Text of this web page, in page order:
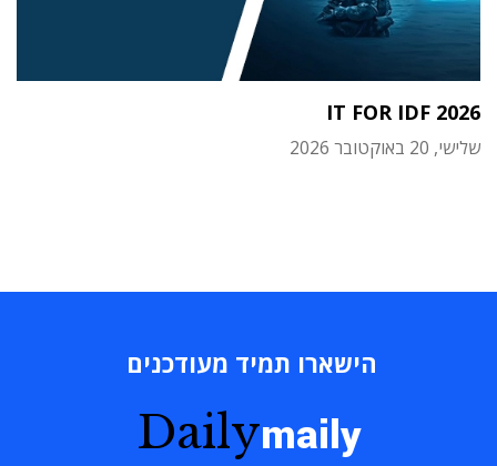
IT FOR IDF 2026
שלישי, 20 באוקטובר 2026
הישארו תמיד מעודכנים
Dailymaily